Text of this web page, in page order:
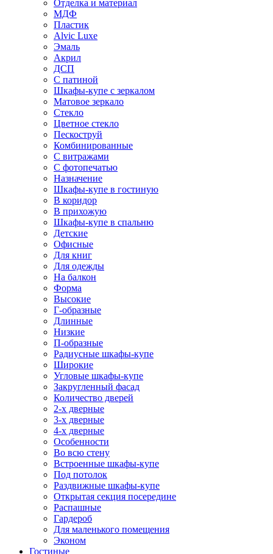
Отделка и материал
МДФ
Пластик
Alvic Luxe
Эмаль
Акрил
ДСП
С патиной
Шкафы-купе с зеркалом
Матовое зеркало
Стекло
Цветное стекло
Пескоструй
Комбинированные
С витражами
С фотопечатью
Назначение
Шкафы-купе в гостиную
В коридор
В прихожую
Шкафы-купе в спальню
Детские
Офисные
Для книг
Для одежды
На балкон
Форма
Высокие
Г-образные
Длинные
Низкие
П-образные
Радиусные шкафы-купе
Широкие
Угловые шкафы-купе
Закругленный фасад
Количество дверей
2-х дверные
3-х дверные
4-х дверные
Особенности
Во всю стену
Встроенные шкафы-купе
Под потолок
Раздвижные шкафы-купе
Открытая секция посередине
Распашные
Гардероб
Для маленького помещения
Эконом
Гостиные